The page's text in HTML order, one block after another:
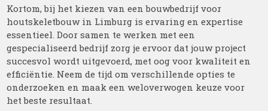
Kortom, bij het kiezen van een bouwbedrijf voor
houtskeletbouw in Limburg is ervaring en expertise
essentieel. Door samen te werken met een
gespecialiseerd bedrijf zorg je ervoor dat jouw project
succesvol wordt uitgevoerd, met oog voor kwaliteit en
efficiëntie. Neem de tijd om verschillende opties te
onderzoeken en maak een weloverwogen keuze voor
het beste resultaat.